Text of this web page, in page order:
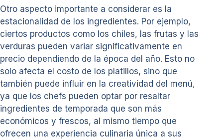
Otro aspecto importante a considerar es la
estacionalidad de los ingredientes. Por ejemplo,
ciertos productos como los chiles, las frutas y las
verduras pueden variar significativamente en
precio dependiendo de la época del año. Esto no
solo afecta el costo de los platillos, sino que
también puede influir en la creatividad del menú,
ya que los chefs pueden optar por resaltar
ingredientes de temporada que son más
económicos y frescos, al mismo tiempo que
ofrecen una experiencia culinaria única a sus